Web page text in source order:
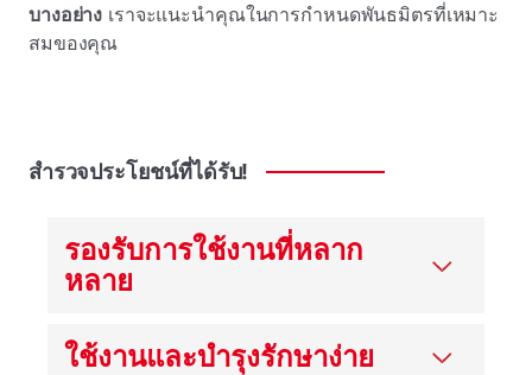
บางอย่าง เราจะแนะนําคุณในการกําหนดพันธมิตรที่เหมาะ
สมของคุณ
สํารวจประโยชน์ที่ได้รับ!
รองรับการใช้งานที่หลาก
หลาย
ใช้งานและบํารุงรักษาง่าย